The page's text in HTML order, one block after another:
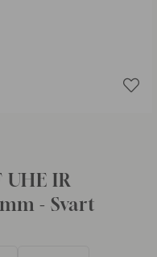
UHE IR
- Svart